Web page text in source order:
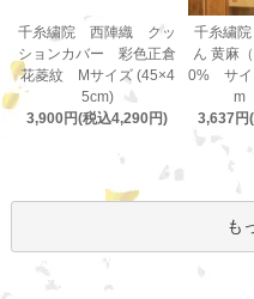
千糸繍院 西陣織 クッ
ションカバー 彩色正倉
花菱紋 Mサイズ (45×4
5cm)
3,900円(税込4,290円)
千糸繍
ん 黄麻
0% サイ
m
3,637円
も